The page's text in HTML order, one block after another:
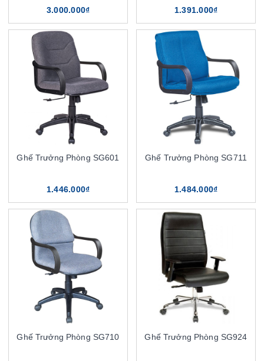
3.000.000₫ 1.391.000₫
Ghế Trưởng Phòng SG601
1.446.000₫
Ghế Trưởng Phòng SG711
1.484.000₫
Ghế Trưởng Phòng SG710 Ghế Trưởng Phòng SG924